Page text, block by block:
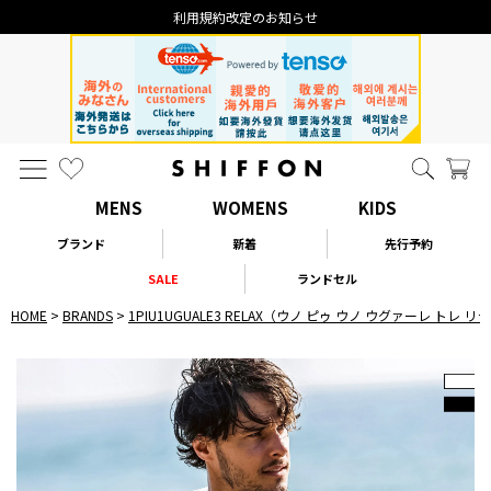
利用規約改定のお知らせ
MENS WOMENS KIDS
ブランド 新着
先行予約
SALE
ランドセル
HOME BRANDS 1PIU1UGUALE3 RELAX（ウノ ピゥ ウノ ウグァーレ トレ リ